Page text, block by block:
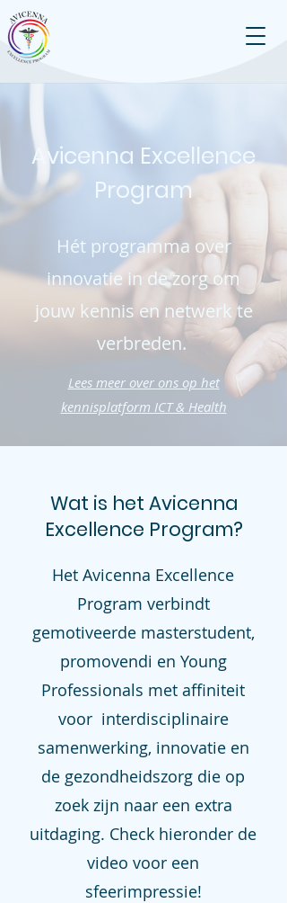
Avicenna Excellence
Program
Hét programma over
innovatie in de zorg om
jouw kennis en netwerk te
verbreden.
Lees meer over ons op het
kennisplatform ICT & Health
Wat is het Avicenna
Excellence Program?
Het Avicenna Excellence
Program verbindt
gemotiveerde masterstudent,
promovendi en Young
Professionals met affiniteit
voor interdisciplinaire
samenwerking, innovatie en
de gezondheidszorg die op
zoek zijn naar een extra
uitdaging. Check hieronder de
video voor een
sfeerimpressie!